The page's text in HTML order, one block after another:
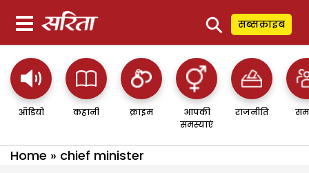
⚲ सब्सक्राइब
ऑडियो कहानी क्राइम
आपकी
समस्याएं
राजनीति
Home » chief minister